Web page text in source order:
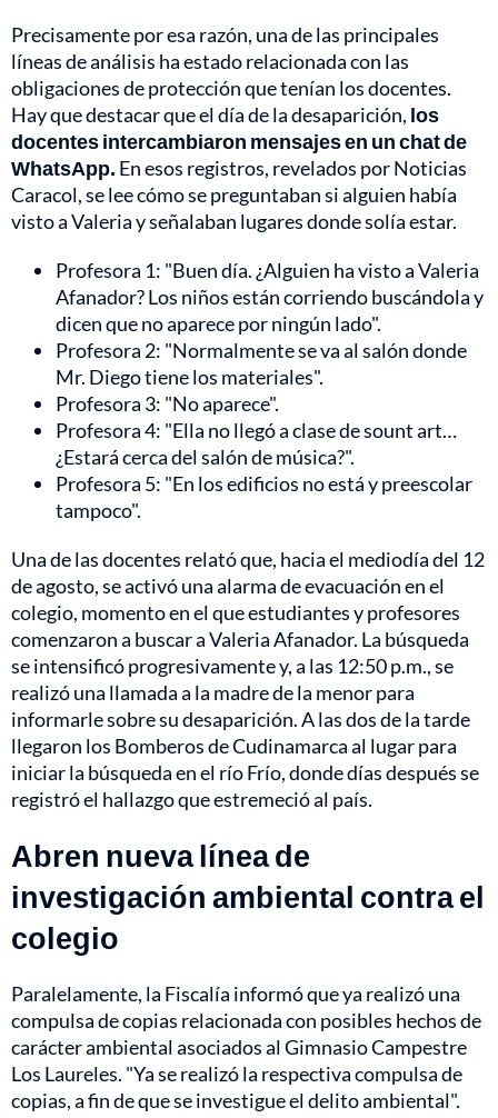
Precisamente por esa razón, una de las principales
líneas de análisis ha estado relacionada con las
obligaciones de protección que tenían los docentes.
Hay que destacar que el día de la desaparición, los
docentes intercambiaron mensajes en un chat de
WhatsApp. En esos registros, revelados por Noticias
Caracol, se lee cómo se preguntaban si alguien había
visto a Valeria y señalaban lugares donde solía estar.
Profesora 1: "Buen día. ¿Alguien ha visto a Valeria
Afanador? Los niños están corriendo buscándola y
dicen que no aparece por ningún lado".
Profesora 2: "Normalmente se va al salón donde
Mr. Diego tiene los materiales".
Profesora 3: "No aparece".
Profesora 4: "Ella no llegó a clase de sount art…
¿Estará cerca del salón de música?".
Profesora 5: "En los edificios no está y preescolar
tampoco".
Una de las docentes relató que, hacia el mediodía del 12
de agosto, se activó una alarma de evacuación en el
colegio, momento en el que estudiantes y profesores
comenzaron a buscar a Valeria Afanador. La búsqueda
se intensificó progresivamente y, a las 12:50 p.m., se
realizó una llamada a la madre de la menor para
informarle sobre su desaparición. A las dos de la tarde
llegaron los Bomberos de Cudinamarca al lugar para
iniciar la búsqueda en el río Frío, donde días después se
registró el hallazgo que estremeció al país.
Abren nueva línea de
investigación ambiental contra el
colegio
Paralelamente, la Fiscalía informó que ya realizó una
compulsa de copias relacionada con posibles hechos de
carácter ambiental asociados al Gimnasio Campestre
Los Laureles. "Ya se realizó la respectiva compulsa de
copias, a fin de que se investigue el delito ambiental".